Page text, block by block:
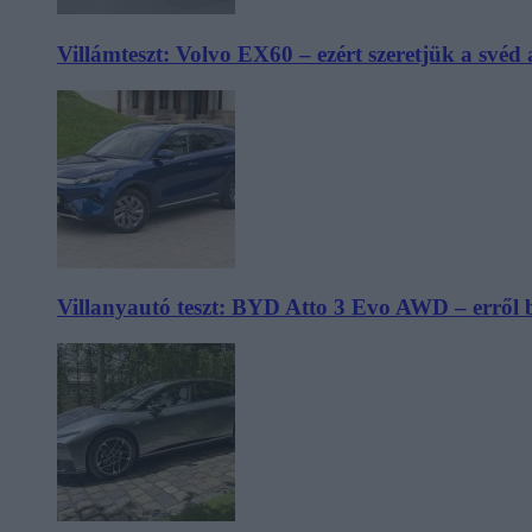
Villámteszt: Volvo EX60 – ezért szeretjük a svéd
Villanyautó teszt: BYD Atto 3 Evo AWD – erről